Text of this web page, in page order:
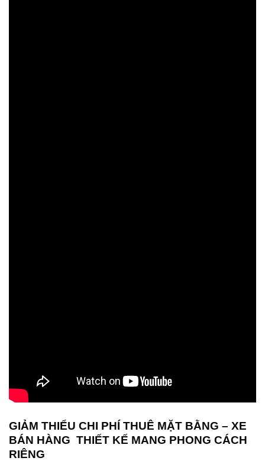
GIẢM THIỂU CHI PHÍ THUÊ MẶT BẰNG – XE
BÁN HÀNG THIẾT KẾ MANG PHONG CÁCH
RIÊNG